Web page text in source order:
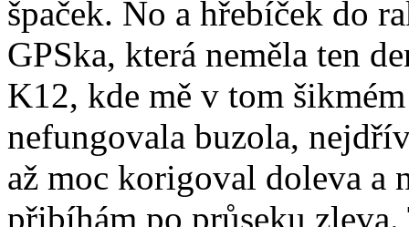
špaček. No a hřebíček do
GPSka, která neměla ten
K12, kde mě v tom
nefungovala buzola,
až moc korigoval doleva a
přibíhám po průseku